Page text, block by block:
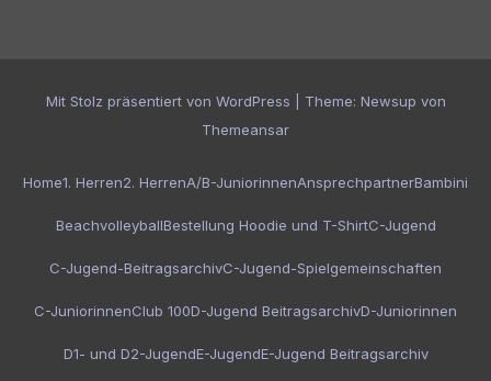
Mit Stolz präsentiert von WordPress Theme: Newsup von
Themeansar
Home1. Herren2. HerrenA/B-JuniorinnenAnsprechpartnerBambini
BeachvolleyballBestellung Hoodie und T-ShirtC-Jugend
C-Jugend-BeitragsarchivC-Jugend-Spielgemeinschaften
C-JuniorinnenClub 100D-Jugend BeitragsarchivD-Juniorinnen
D1- und D2-JugendE-JugendE-Jugend Beitragsarchiv